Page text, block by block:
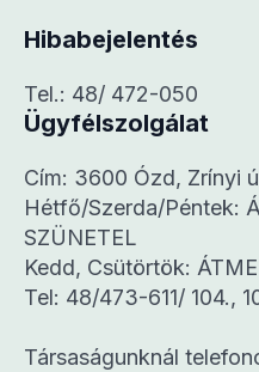
Hibabejelentés
Tel.: 48/ 472-050
Ügyfélszolgálat
Cím: 3600 Ózd, Zrínyi
Hétfő/Szerda/Péntek:
SZÜNETEL
Kedd, Csütörtök:
Tel: 48/473-611/ 104.,
Társaságunknál